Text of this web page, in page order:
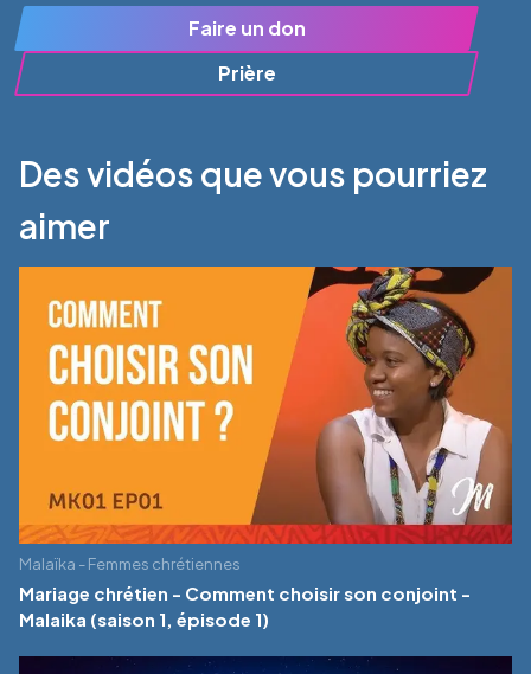
Faire un don
Prière
Des vidéos que vous pourriez
aimer
Malaïka - Femmes chrétiennes
Mariage chrétien - Comment choisir son conjoint -
Malaika (saison 1, épisode 1)